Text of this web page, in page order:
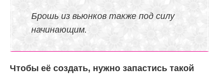
Брошь из вьюнков также под силу
начинающим.
Чтобы её создать, нужно запастись такой